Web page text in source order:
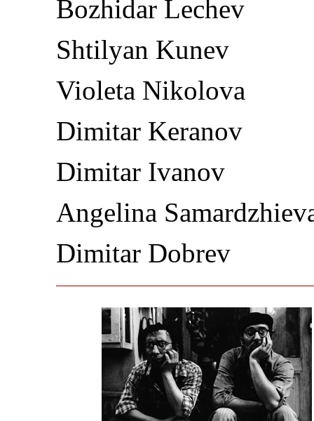
Bozhidar Lechev
Shtilyan Kunev
Violeta Nikolova
Dimitar Keranov
Dimitar Ivanov
Angelina
Dimitar Dobrev